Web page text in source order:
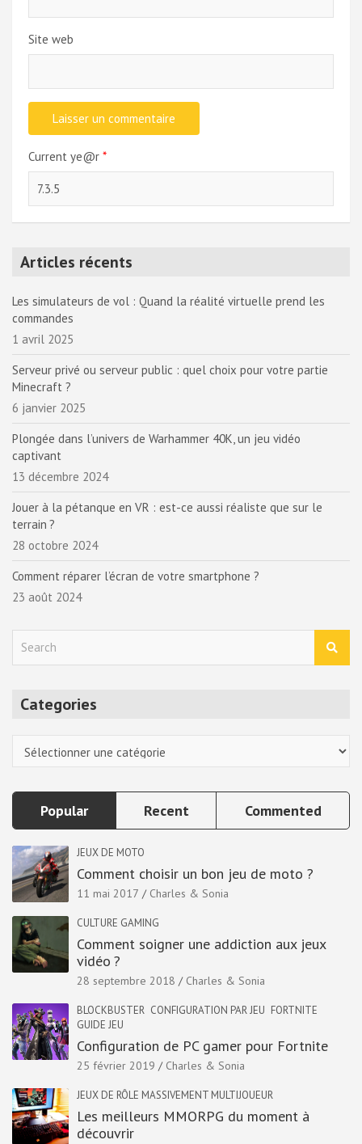
Site web
Current ye@r *
Articles récents
Les simulateurs de vol : Quand la réalité virtuelle prend les
commandes
1 avril 2025
Serveur privé ou serveur public : quel choix pour votre partie
Minecraft ?
6 janvier 2025
Plongée dans l’univers de Warhammer 40K, un jeu vidéo
captivant
13 décembre 2024
Jouer à la pétanque en VR : est-ce aussi réaliste que sur le
terrain ?
28 octobre 2024
Comment réparer l’écran de votre smartphone ?
23 août 2024
Categories
Popular Recent Commented
JEUX DE MOTO
Comment choisir un bon jeu de moto ?
11 mai 2017 Charles & Sonia
CULTURE GAMING
Comment soigner une addiction aux jeux
vidéo ?
28 septembre 2018 Charles & Sonia
BLOCKBUSTER CONFIGURATION PAR JEU FORTNITE
GUIDE JEU
Configuration de PC gamer pour Fortnite
25 février 2019 Charles & Sonia
JEUX DE RÔLE MASSIVEMENT MULTIJOUEUR
Les meilleurs MMORPG du moment à
découvrir